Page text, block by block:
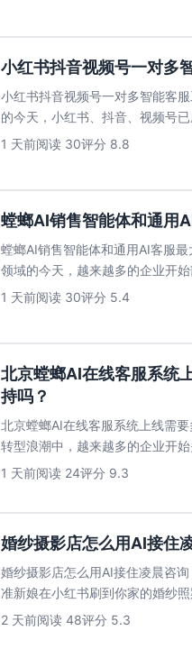
小红书抖音视频号一对多
小红书抖音视频号一对多智能客
的今天，小红书、抖音、视频号
多平台运营带来的私...
1 天前阅读 30评分 8.8
螳螂AI销售智能体和通用
螳螂AI销售智能体和通用AI客服
领域的今天，越来越多的企业开
上的AI解决...
1 天前阅读 30评分 5.4
北京螳螂AI在线客服系统
持吗？
北京螳螂AI在线客服系统上线需
转型浪潮中，越来越多的企业开
言，最担心的莫过...
1 天前阅读 24评分 9.3
婚纱摄影店怎么用AI接住
婚纱摄影店怎么用AI接住凌晨咨
准新娘在小红书刷到你家的婚纱
到第二天上班回...
2 天前阅读 48评分 5.3